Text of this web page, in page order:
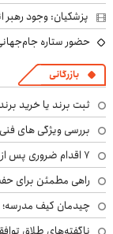
پزشکیان: وجود رهبر
حضور ستاره
بازرگانی
ثبت برند یا خرید
بررسی ویژگی های
۷ اقدام ضروری پس از تشکیل پرونده مواد مخدر؛ راهنمای خانواده‌ها
راهی مطمئن برای
چیدمان کیف
ناگفته‌های طلاق